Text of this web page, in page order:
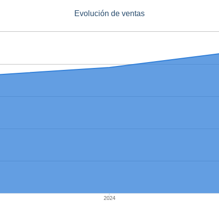
Evolución de ventas
2024